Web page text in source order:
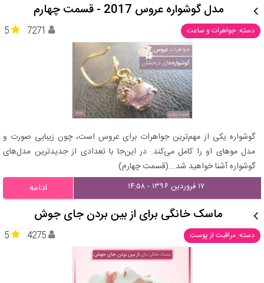
مدل گوشواره عروس 2017 - قسمت چهارم
دسته: جواهرات و ساعت 5 7271
گوشواره یکی از مهم‌ترین جواهرات برای عروس است، چون زیبایی صورت و
مدل موهای او را کامل می‌کند. در این‌جا با تعدادی از جدیدترین مدل‌های
گوشواره آشنا خواهید شد...(قسمت چهارم)
۱۷ فروردین ۱۳۹۶ - ۱۴:۵۸ ادامه
ماسک خانگی برای از بین بردن جای جوش
دسته: مراقبت از پوست 5 4275